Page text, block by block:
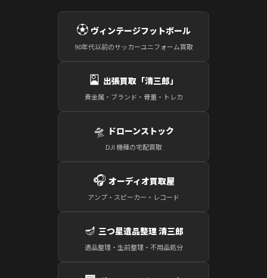
⚽ ヴィンテージフットボール
90年代以前のサッカーユニフォーム買取
🎴 出張買取「清三郎」
貴金属・ブランド・骨董・トレカ
🛸 ドローンストック
DJI 機種の宅配買取
🎧 オーディオ買取屋
アンプ・スピーカー・レコード
🪔 三つ星遺品整理 清三郎
遺品整理・生前整理・不用品処分